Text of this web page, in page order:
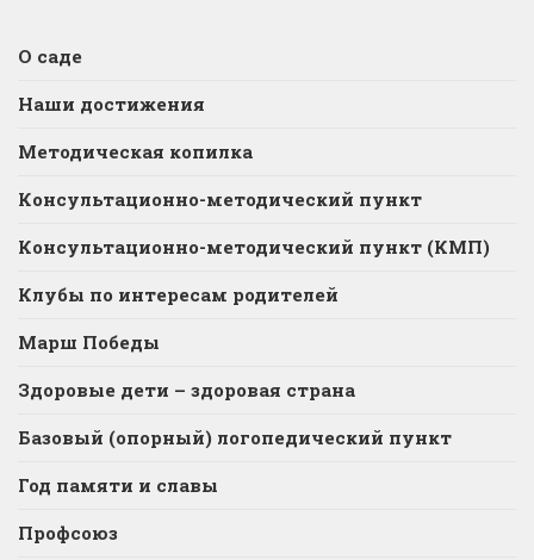
О саде
Наши достижения
Методическая копилка
Консультационно-методический пункт
Консультационно-методический пункт (КМП)
Клубы по интересам родителей
Марш Победы
Здоровые дети – здоровая страна
Базовый (опорный) логопедический пункт
Год памяти и славы
Профсоюз